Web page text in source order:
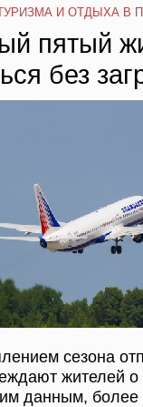
И ОТДЫХА В
пятый
без
сезона
жителей о
данным, более